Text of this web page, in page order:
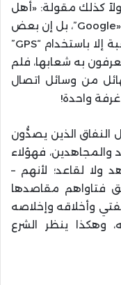
كذلك مقولة: «أهل
مكة أدرى بشعابها» مع محرك البحث «Google”، بل إن بعض
أهل مكة لا يعرفون الطريق إلى الكعبة إلا باستخدام “GPS”
به شعابها، فلم
من وسائل اتصال
غرفة واحدة!
النفاق الذين يصدُّون
والمجاهدين، فهؤلاء
ولا لقاعد؛ لأنهم –
فتاواهم مقاصدها
وأخلاقه وإخلاصه
وهكذا ينظر الشرع